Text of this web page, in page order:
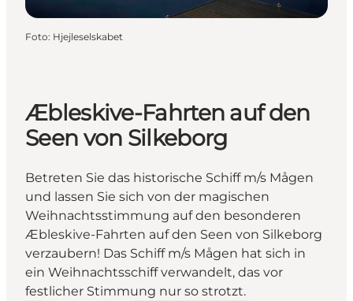
Foto: Hjejleselskabet
Æbleskive-Fahrten auf den
Seen von Silkeborg
Betreten Sie das historische Schiff m/s Mågen
und lassen Sie sich von der magischen
Weihnachtsstimmung auf den besonderen
Æbleskive-Fahrten auf den Seen von Silkeborg
verzaubern! Das Schiff m/s Mågen hat sich in
ein Weihnachtsschiff verwandelt, das vor
festlicher Stimmung nur so strotzt.